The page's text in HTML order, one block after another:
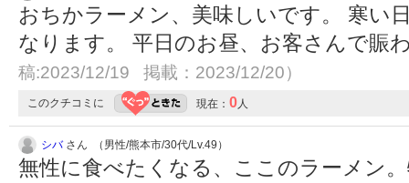
おちかラーメン、美味しいです。 寒い
なります。 平日のお昼、お客さんで賑
稿:2023/12/19 掲載：2023/12/20）
このクチコミに 現在： 0人
シバさん （男性/熊本市/30代/Lv.49）
無性に食べたくなる、ここのラーメン